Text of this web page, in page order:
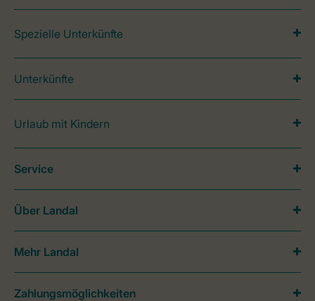
Spezielle Unterkünfte
Unterkünfte
Urlaub mit Kindern
Service
Über Landal
Mehr Landal
Zahlungsmöglichkeiten